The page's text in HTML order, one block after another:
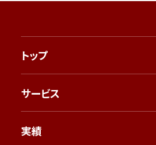
トップ
サービス
実績